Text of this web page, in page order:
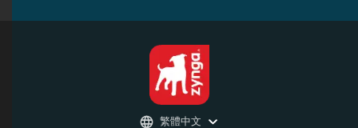
繁體中文